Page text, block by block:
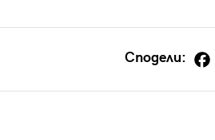
Сподели: